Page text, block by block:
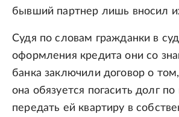
бывший партнер лишь вносил
Судя по словам гражданки в
оформления кредита они со
банка заключили договор о
она обязуется погасить долг
передать ей квартиру в